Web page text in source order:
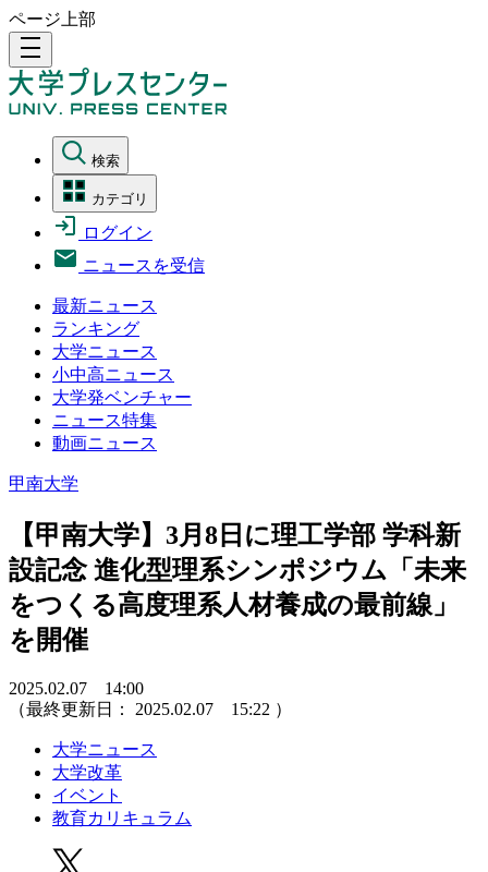
ページ上部
density_medium
検索
カテゴリ
ログイン
ニュースを受信
最新ニュース
ランキング
大学ニュース
小中高ニュース
大学発ベンチャー
ニュース特集
動画ニュース
甲南大学
【甲南大学】3月8日に理工学部 学科新
設記念 進化型理系シンポジウム「未来
をつくる高度理系人材養成の最前線」
を開催
2025.02.07 14:00
（最終更新日： 2025.02.07 15:22 ）
大学ニュース
大学改革
イベント
教育カリキュラム